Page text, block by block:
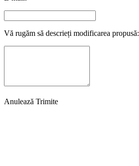
Vă rugăm să descrieți modificarea propusă:
Anulează Trimite